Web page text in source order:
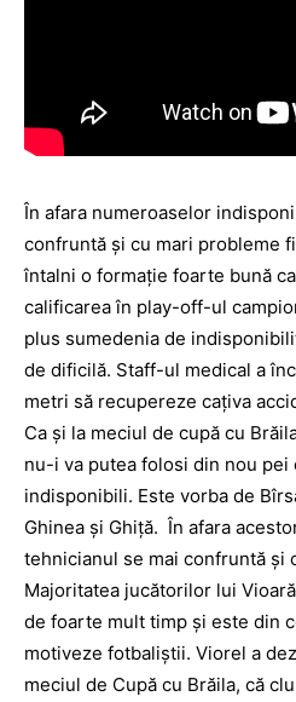
În afara numeroaselor
confruntă și cu mari probleme
întalni o formație foarte bună
calificarea în play-off-ul
plus sumedenia de
de dificilă. Staff-ul medical a
metri să recupereze cațiva
Ca și la meciul de cupă cu
nu-i va putea folosi din nou pei
indisponibili. Este vorba de
Ghinea și Ghiţă. În afara
tehnicianul se mai confruntă și
Majoritatea jucătorilor lui
de foarte mult timp și este din
motiveze fotbaliștii. Viorel a
meciul de Cupă cu Brăila, că